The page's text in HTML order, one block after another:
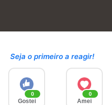
Seja o primeiro a reagir!
0
Gostei
0
Amei